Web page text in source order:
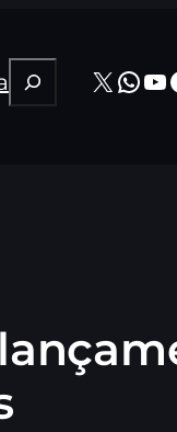
Pesquisar
X